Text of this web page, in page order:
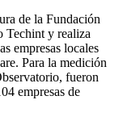
de la Fundación
Techint y realiza
empresas locales
Para la medición
fueron
empresas de